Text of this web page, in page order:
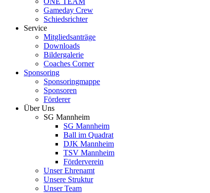
Gameday Crew
Schiedsrichter
Service
Mitgliedsanträge
Downloads
Bildergalerie
Coaches Corner
Sponsoring
Sponsoringmappe
Sponsoren
Förderer
Über Uns
SG Mannheim
SG Mannheim
Ball im Quadrat
DJK Mannheim
TSV Mannheim
Förderverein
Unser Ehrenamt
Unsere Struktur
Unser Team